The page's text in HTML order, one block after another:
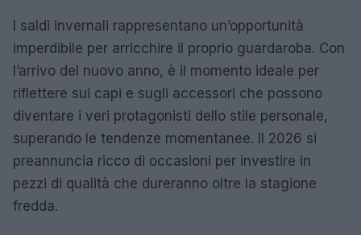
I saldi invernali rappresentano un’opportunità
imperdibile per arricchire il proprio guardaroba. Con
l’arrivo del nuovo anno, è il momento ideale per
riflettere sui capi e sugli accessori che possono
diventare i veri protagonisti dello stile personale,
superando le tendenze momentanee. Il 2026 si
preannuncia ricco di occasioni per investire in
pezzi di qualità che dureranno oltre la stagione
fredda.